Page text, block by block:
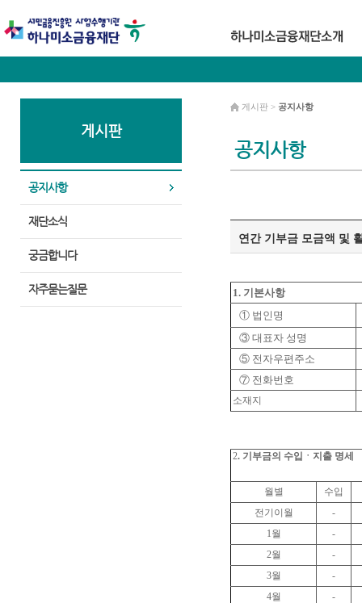
게시판
공지사항
재단소식
궁금합니다
자주묻는질문
공지사항
게시판 > 공지사항
연간 기부금 모금액 및
1. 기본사항
①법인명
③대표자 성명
⑤전자우편주소
⑦전화번호
소재지
2. 기부금의 수입ㆍ지출 명세
월별
수입
전기이월
-
1월
-
2월
-
3월
-
4월
-